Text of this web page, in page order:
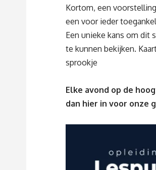
Kortom, een
een voor ieder
Een unieke kans om dit
te kunnen bekijken.
sprookje
Elke avond op de
dan hier in voor onze